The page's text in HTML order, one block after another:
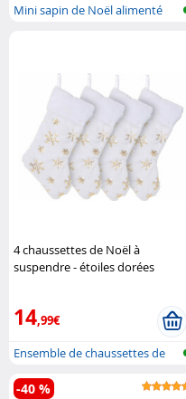
Mini sapin de Noël alimenté
4 chaussettes de Noël à
suspendre - étoiles dorées
14,99€
Ensemble de chaussettes de
Noël à s..
-40 %